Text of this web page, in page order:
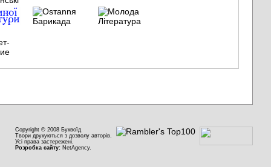
Copyright © 2008 Буквоїд
Твори друкуються з дозволу авторів.
Усі права застережені.
Розробка сайту: NetAgency.